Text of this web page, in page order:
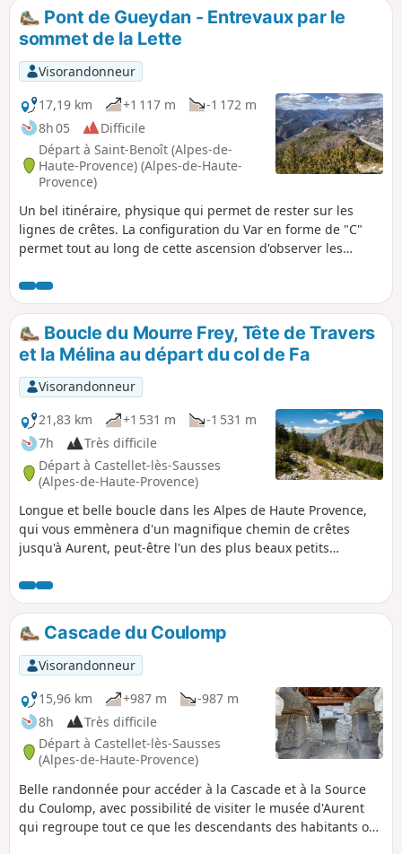
randonnée en automne pour profiter des belles couleurs de
la végétation.
Pont de Gueydan - Entrevaux par le
sommet de la Lette
Visorandonneur
17,19 km
+1 117 m
-1 172 m
8h 05
Difficile
Départ à Saint-Benoît (Alpes-de-
Haute-Provence) (Alpes-de-Haute-
Provence)
Un bel itinéraire, physique qui permet de rester sur les
lignes de crêtes. La configuration du Var en forme de "C"
permet tout au long de cette ascension d'observer les
randonnée, déambuler dans les ruelles aux vieux murs de
ce magnifique village.
Boucle du Mourre Frey, Tête de Travers
et la Mélina au départ du col de Fa
Visorandonneur
21,83 km
+1 531 m
-1 531 m
7h
Très difficile
Départ à Castellet-lès-Sausses
(Alpes-de-Haute-Provence)
Longue et belle boucle dans les Alpes de Haute Provence,
qui vous emmènera d'un magnifique chemin de crêtes
jusqu'à Aurent, peut-être l'un des plus beaux petits
de rigueur.
Cascade du Coulomp
Visorandonneur
15,96 km
+987 m
-987 m
8h
Très difficile
Départ à Castellet-lès-Sausses
(Alpes-de-Haute-Provence)
Belle randonnée pour accéder à la Cascade et à la Source
du Coulomp, avec possibilité de visiter le musée d'Aurent
qui regroupe tout ce que les descendants des habitants ont